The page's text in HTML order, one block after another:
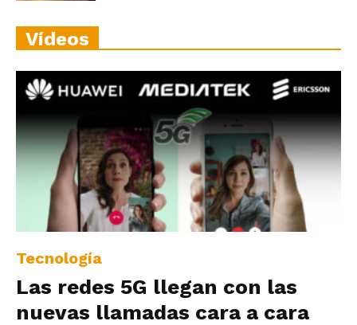
Vídeos
Tecnología
Las redes 5G llegan con las
nuevas llamadas cara a cara